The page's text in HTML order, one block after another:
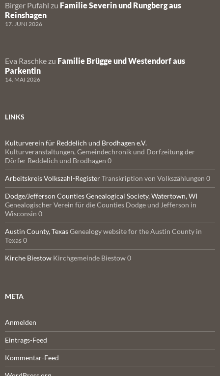
Birger Pufahl zu Familie Severin und Rungberg aus
Reinshagen
17. JUNI 2026
Eva Raschke zu Familie Brügge und Westendorf aus
Parkentin
14. MAI 2026
LINKS
Kulturverein für Reddelich und Brodhagen e.V.
Kulturveranstaltungen, Gemeindechronik und Dorfzeitung der
Dörfer Reddelich und Brodhagen 0
Arbeitskreis Volkszahl-RegisterTranskription von Volkszählungen 0
Dodge/Jefferson Counties Genealogical Society, Watertown, WI
Genealogischer Verein für die Counties Dodge und Jefferson in
Wisconsin 0
Austin County, TexasGenealogy website for the Austin County in
Texas 0
Kirche Biestow Kirchgemeinde Biestow 0
META
Anmelden
Eintrags-Feed
Kommentar-Feed